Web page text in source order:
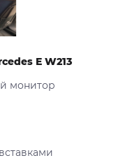
E W213
монитор